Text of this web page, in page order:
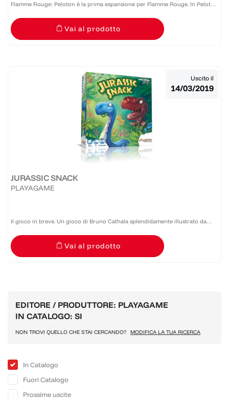
Flamme Rouge: Peloton è la prima espansione per Flamme Rouge. In Peloton
troverai un set di quattro nuovi corridori (i rouleur e gli sprinter rosa e
bianchi) che ti premetteranno di giocare nuove...
Vai al prodotto
JURASSIC SNACK
PLAYAGAME
Il gioco in breve. Un gioco di Bruno Cathala splendidamente illustrato da
Camille Chaussy dove due affamati giocatori si sfidano in una giungla irta di
insidie e sorprese (non sempre...
Vai al prodotto
Uscito il
14/03/2019
EDITORE / PRODUTTORE: PLAYAGAME
IN CATALOGO: SI
NON TROVI QUELLO CHE STAI CERCANDO? MODIFICA LA TUA RICERCA
In Catalogo
Fuori Catalogo
Prossime uscite